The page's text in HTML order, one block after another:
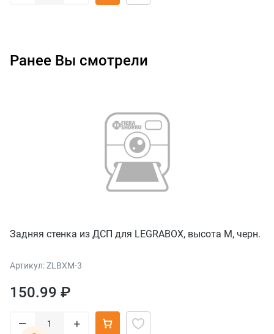
Ранее Вы смотрели
Задняя стенка из ДСП для LEGRABOX, высота M, черн.
Артикул: ZLBXM-3
150.99 ₽
– +